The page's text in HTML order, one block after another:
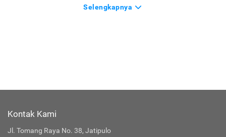
Selengkapnya
Kontak Kami
Jl. Tomang Raya No. 38, Jatipulo